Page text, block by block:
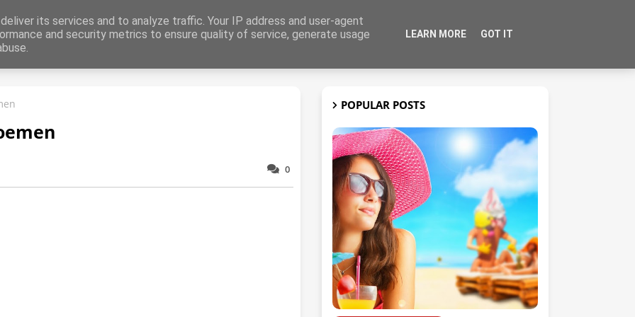
Dieren
0
POPULAR POSTS
its services and to analyze traffic. Your IP address and user-agent
and security metrics to ensure quality of service, generate usage
LEARN MORE GOT IT